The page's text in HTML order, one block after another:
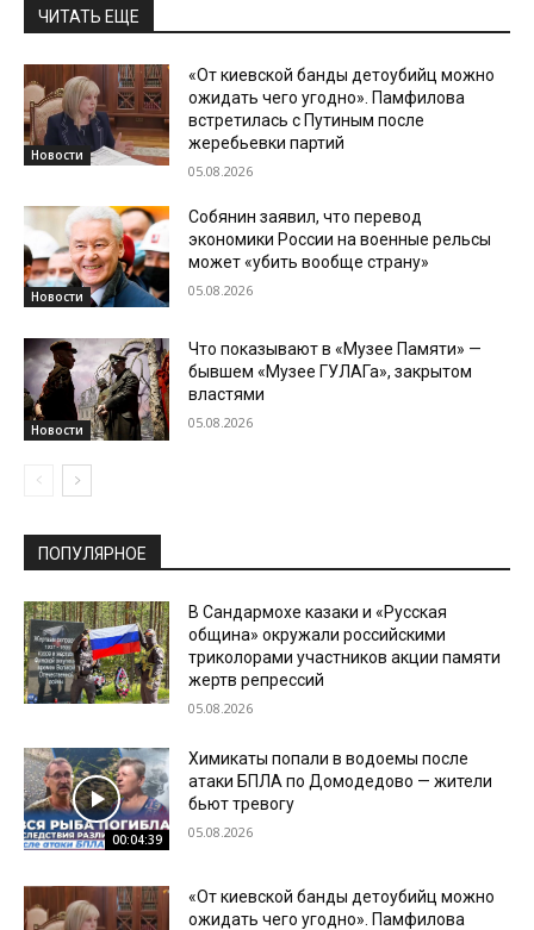
ЧИТАТЬ ЕЩЕ
Новости
«От киевской банды детоубийц можно
ожидать чего угодно». Памфилова
встретилась с Путиным после
жеребьевки партий
05.08.2026
Новости
Собянин заявил, что перевод
экономики России на военные рельсы
может «убить вообще страну»
05.08.2026
Новости
Что показывают в «Музее Памяти» —
бывшем «Музее ГУЛАГа», закрытом
властями
05.08.2026
ПОПУЛЯРНОЕ
В Сандармохе казаки и «Русская
община» окружали российскими
триколорами участников акции памяти
жертв репрессий
05.08.2026
00:04:39
Химикаты попали в водоемы после
атаки БПЛА по Домодедово — жители
бьют тревогу
05.08.2026
«От киевской банды детоубийц можно
ожидать чего угодно». Памфилова